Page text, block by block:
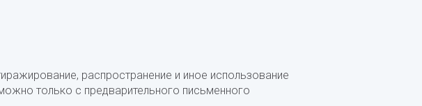
распространение и иное использование
только с предварительного письменного